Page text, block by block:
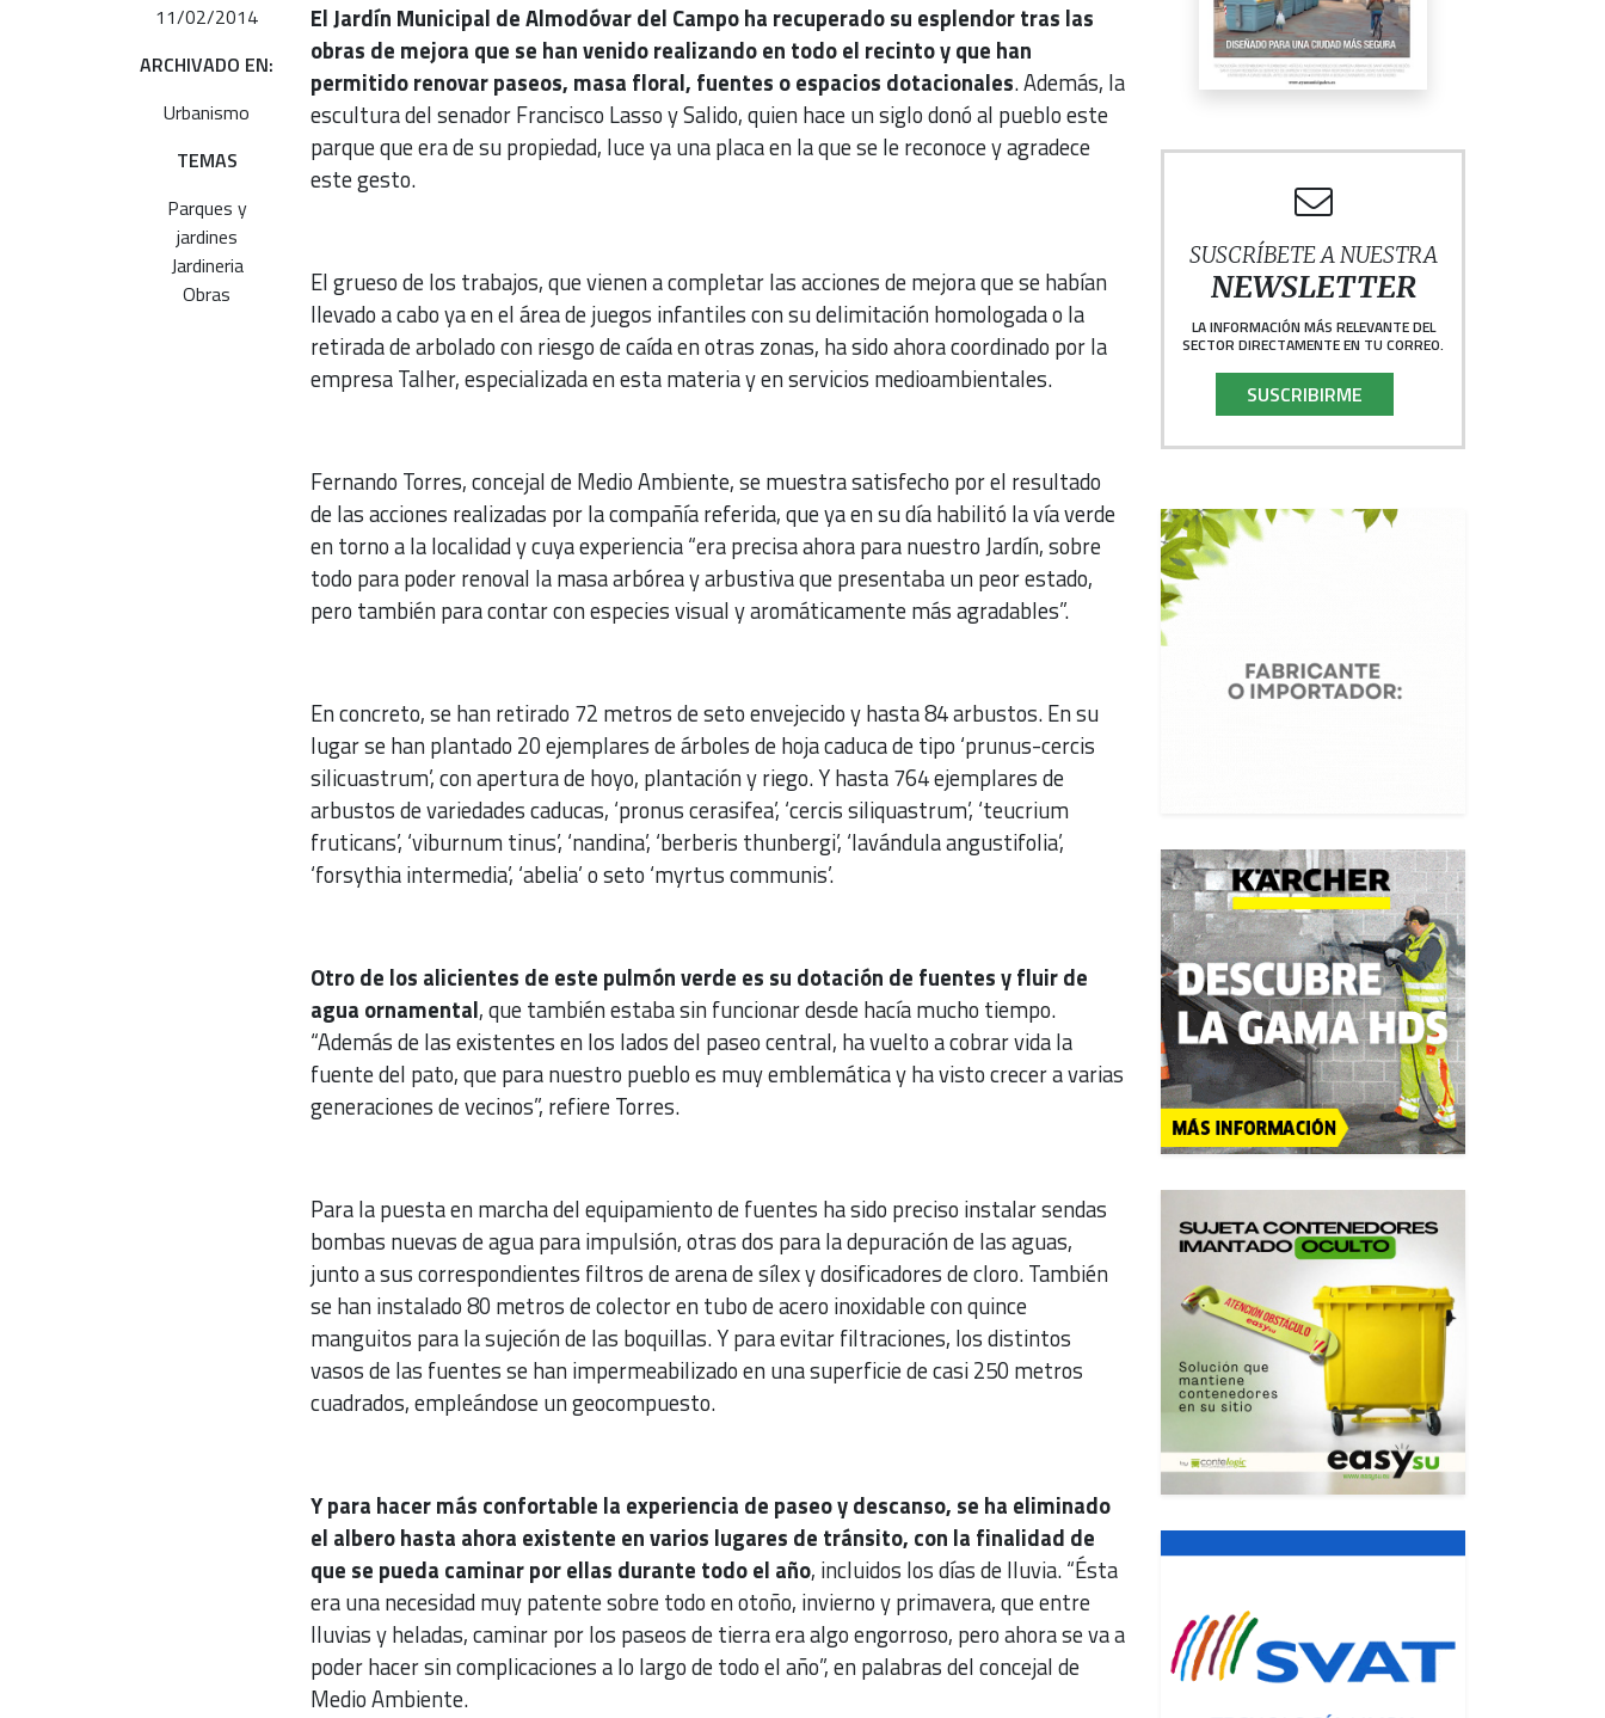
11/02/2014
ARCHIVADO EN:
Urbanismo
TEMAS
Parques y
jardines
Jardineria
Obras
El Jardín Municipal de Almodóvar del Campo ha recuperado su esplendor tras las
obras de mejora que se han venido realizando en todo el recinto y que han
permitido renovar paseos, masa floral, fuentes o espacios dotacionales. Además, la
escultura del senador Francisco Lasso y Salido, quien hace un siglo donó al pueblo este
parque que era de su propiedad, luce ya una placa en la que se le reconoce y agradece
este gesto.
El grueso de los trabajos, que vienen a completar las acciones de mejora que se habían
llevado a cabo ya en el área de juegos infantiles con su delimitación homologada o la
retirada de arbolado con riesgo de caída en otras zonas, ha sido ahora coordinado por la
empresa Talher, especializada en esta materia y en servicios medioambientales.
Fernando Torres, concejal de Medio Ambiente, se muestra satisfecho por el resultado
de las acciones realizadas por la compañía referida, que ya en su día habilitó la vía verde
en torno a la localidad y cuya experiencia “era precisa ahora para nuestro Jardín, sobre
todo para poder renoval la masa arbórea y arbustiva que presentaba un peor estado,
pero también para contar con especies visual y aromáticamente más agradables”.
En concreto, se han retirado 72 metros de seto envejecido y hasta 84 arbustos. En su
lugar se han plantado 20 ejemplares de árboles de hoja caduca de tipo ‘prunus-cercis
silicuastrum’, con apertura de hoyo, plantación y riego. Y hasta 764 ejemplares de
arbustos de variedades caducas, ‘pronus cerasifea’, ‘cercis siliquastrum’, ‘teucrium
fruticans’, ‘viburnum tinus’, ‘nandina’, ‘berberis thunbergi’, ‘lavándula angustifolia’,
‘forsythia intermedia’, ‘abelia’ o seto ‘myrtus communis’.
Otro de los alicientes de este pulmón verde es su dotación de fuentes y fluir de
agua ornamental, que también estaba sin funcionar desde hacía mucho tiempo.
“Además de las existentes en los lados del paseo central, ha vuelto a cobrar vida la
fuente del pato, que para nuestro pueblo es muy emblemática y ha visto crecer a varias
generaciones de vecinos”, refiere Torres.
Para la puesta en marcha del equipamiento de fuentes ha sido preciso instalar sendas
bombas nuevas de agua para impulsión, otras dos para la depuración de las aguas,
junto a sus correspondientes filtros de arena de sílex y dosificadores de cloro. También
se han instalado 80 metros de colector en tubo de acero inoxidable con quince
manguitos para la sujeción de las boquillas. Y para evitar filtraciones, los distintos
vasos de las fuentes se han impermeabilizado en una superficie de casi 250 metros
cuadrados, empleándose un geocompuesto.
Y para hacer más confortable la experiencia de paseo y descanso, se ha eliminado
el albero hasta ahora existente en varios lugares de tránsito, con la finalidad de
que se pueda caminar por ellas durante todo el año, incluidos los días de lluvia. “Ésta
era una necesidad muy patente sobre todo en otoño, invierno y primavera, que entre
lluvias y heladas, caminar por los paseos de tierra era algo engorroso, pero ahora se va a
poder hacer sin complicaciones a lo largo de todo el año”, en palabras del concejal de
Medio Ambiente.
SUSCRÍBETE A NUESTRA
NEWSLETTER
LA INFORMACIÓN MÁS RELEVANTE DEL
SECTOR DIRECTAMENTE EN TU CORREO.
SUSCRIBIRME